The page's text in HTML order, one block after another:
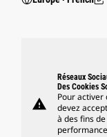
warning
Réseaux
Des Cookies
Pour activer
devez
à des fins